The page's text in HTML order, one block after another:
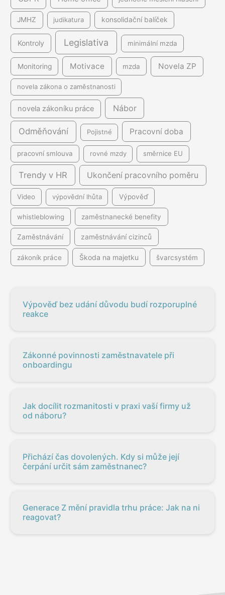
JMHZ judikatura konsolidační balíček
Kontroly Legislativa minimální mzda
Monitoring Motivace mzda Novela ZP
novela zákona o zaměstnanosti
novela zákoníku práce Nábor
Odměňování Pojistné Pracovní doba
pracovní smlouva rovné mzdy směrnice EU
Trendy v HR Ukončení pracovního poměru
Video výpovědní lhůta Výpověď
whistleblowing zaměstnanecké benefity
Zaměstnávání zaměstnávání cizinců
zákoník práce Škoda na majetku švarcsystém
Výpověď bez udání důvodu budí rozporuplné
reakce
Zákonné povinnosti zaměstnavatele při
onboardingu
Jak docílit rozmanitosti v praxi vaší firmy už
od náboru?
Přichází čas dovolených. Kdy si může její
čerpání určit sám zaměstnanec?
Generace Z mění pravidla trhu práce: Jak na ni
reagovat?